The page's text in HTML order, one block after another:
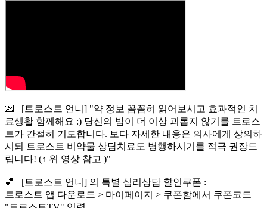
💌 [트로스트 언니] "약 정보 꼼꼼히 읽어보시고 효과적인 치
료생활 함께해요 :) 당신의 밤이 더 이상 괴롭지 않기를 트로스
트가 간절히 기도합니다. 보다 자세한 내용은 의사에게 상의하
시되 트로스트 비약물 상담치료도 병행하시기를 적극 권장드
립니다! (↑ 위 영상 참고 )"
💕 [트로스트 언니] 의 특별 심리상담 할인쿠폰 :
트로스트 앱 다운로드 > 마이페이지 > 쿠폰함에서 쿠폰코드